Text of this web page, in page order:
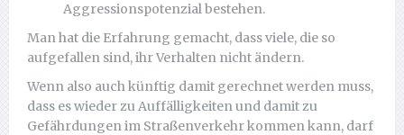
Aggressionspotenzial bestehen.
Man hat die Erfahrung gemacht, dass viele, die so
aufgefallen sind, ihr Verhalten nicht ändern.
Wenn also auch künftig damit gerechnet werden muss,
dass es wieder zu Auffälligkeiten und damit zu
Gefährdungen im Straßenverkehr kommen kann, darf